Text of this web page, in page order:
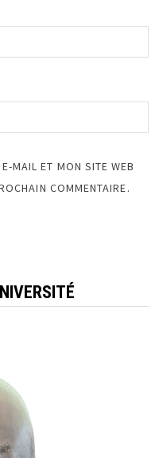
MAIL ET MON SITE WEB
COMMENTAIRE.